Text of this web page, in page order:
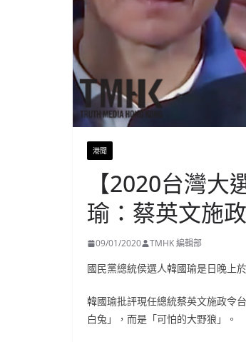
港聞
【2020台灣
瑜：蔡英文施
09/01/2020 TMHK 編輯部
國民黨總統侯選人韓國瑜是日晚上
韓國瑜批評現任總統蔡英文施政令
白兔」，而是「可怕的大野狼」。